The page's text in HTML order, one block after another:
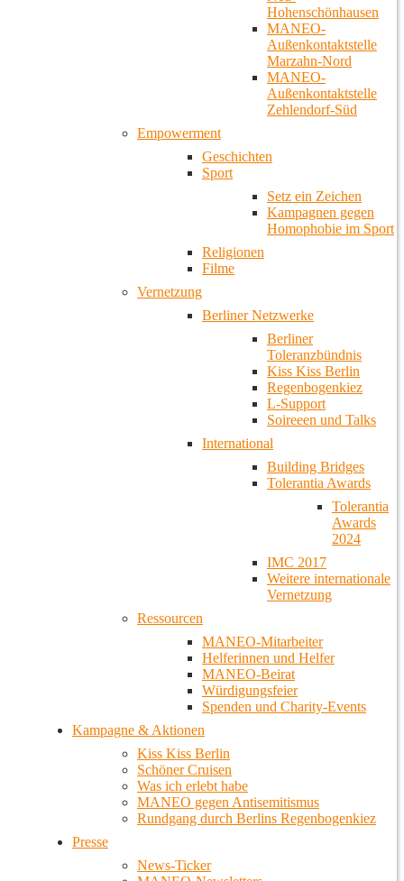
Hohenschönhausen
MANEO-
Außenkontaktstelle
Marzahn-Nord
MANEO-
Außenkontaktstelle
Zehlendorf-Süd
Empowerment
Geschichten
Sport
Setz ein Zeichen
Kampagnen gegen
Homophobie im Sport
Religionen
Filme
Vernetzung
Berliner Netzwerke
Berliner
Toleranzbündnis
Kiss Kiss Berlin
Regenbogenkiez
L-Support
Soireeen und Talks
International
Building Bridges
Tolerantia Awards
Tolerantia
Awards
2024
IMC 2017
Weitere internationale
Vernetzung
Ressourcen
MANEO-Mitarbeiter
Helferinnen und Helfer
MANEO-Beirat
Würdigungsfeier
Spenden und Charity-Events
Kampagne & Aktionen
Kiss Kiss Berlin
Schöner Cruisen
Was ich erlebt habe
MANEO gegen Antisemitismus
Rundgang durch Berlins Regenbogenkiez
Presse
News-Ticker